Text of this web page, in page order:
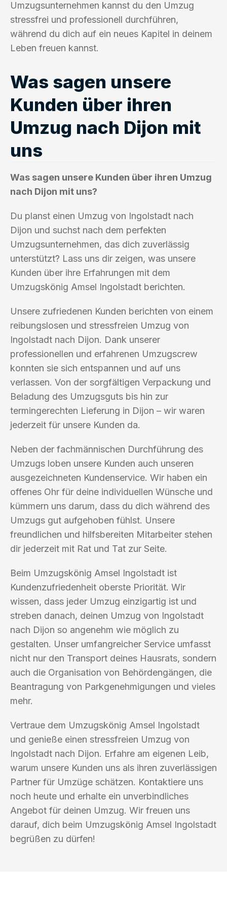
Umzugsunternehmen kannst du den Umzug
stressfrei und professionell durchführen,
während du dich auf ein neues Kapitel in deinem
Leben freuen kannst.
Was sagen unsere
Kunden über ihren
Umzug nach Dijon mit
uns
Was sagen unsere Kunden über ihren Umzug
nach Dijon mit uns?
Du planst einen Umzug von Ingolstadt nach
Dijon und suchst nach dem perfekten
Umzugsunternehmen, das dich zuverlässig
unterstützt? Lass uns dir zeigen, was unsere
Kunden über ihre Erfahrungen mit dem
Umzugskönig Amsel Ingolstadt berichten.
Unsere zufriedenen Kunden berichten von einem
reibungslosen und stressfreien Umzug von
Ingolstadt nach Dijon. Dank unserer
professionellen und erfahrenen Umzugscrew
konnten sie sich entspannen und auf uns
verlassen. Von der sorgfältigen Verpackung und
Beladung des Umzugsguts bis hin zur
termingerechten Lieferung in Dijon – wir waren
jederzeit für unsere Kunden da.
Neben der fachmännischen Durchführung des
Umzugs loben unsere Kunden auch unseren
ausgezeichneten Kundenservice. Wir haben ein
offenes Ohr für deine individuellen Wünsche und
kümmern uns darum, dass du dich während des
Umzugs gut aufgehoben fühlst. Unsere
freundlichen und hilfsbereiten Mitarbeiter stehen
dir jederzeit mit Rat und Tat zur Seite.
Beim Umzugskönig Amsel Ingolstadt ist
Kundenzufriedenheit oberste Priorität. Wir
wissen, dass jeder Umzug einzigartig ist und
streben danach, deinen Umzug von Ingolstadt
nach Dijon so angenehm wie möglich zu
gestalten. Unser umfangreicher Service umfasst
nicht nur den Transport deines Hausrats, sondern
auch die Organisation von Behördengängen, die
Beantragung von Parkgenehmigungen und vieles
mehr.
Vertraue dem Umzugskönig Amsel Ingolstadt
und genieße einen stressfreien Umzug von
Ingolstadt nach Dijon. Erfahre am eigenen Leib,
warum unsere Kunden uns als ihren zuverlässigen
Partner für Umzüge schätzen. Kontaktiere uns
noch heute und erhalte ein unverbindliches
Angebot für deinen Umzug. Wir freuen uns
darauf, dich beim Umzugskönig Amsel Ingolstadt
begrüßen zu dürfen!